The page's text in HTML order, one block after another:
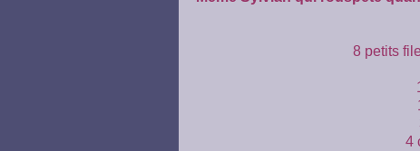
8 petits
4